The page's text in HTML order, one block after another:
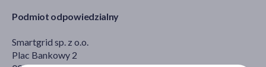
Podmiot odpowiedzialny
Smartgrid sp. z o.o.
Plac Bankowy 2